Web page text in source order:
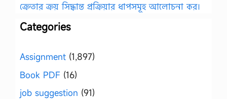
ক্রেতার ক্রয় সিদ্ধান্ত প্রক্রিয়ার ধাপসমূহ আলোচনা কর।
Categories
Assignment (1,897)
Book PDF (16)
job suggestion (91)